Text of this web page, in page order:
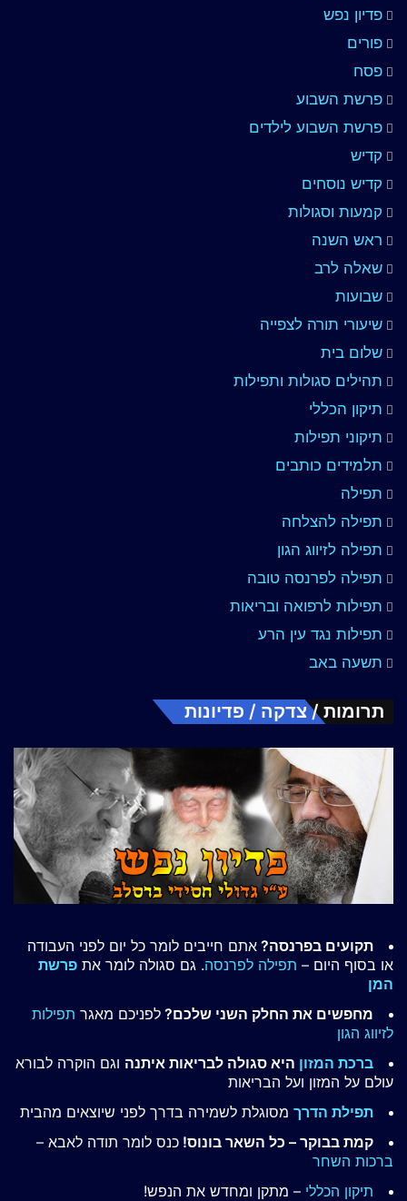
פדיון נפש
פורים
פסח
פרשת השבוע
פרשת השבוע לילדים
קדיש
קדיש נוסחים
קמעות וסגולות
ראש השנה
שאלה לרב
שבועות
שיעורי תורה לצפייה
שלום בית
תהילים סגולות ותפילות
תיקון הכללי
תיקוני תפילות
תלמידים כותבים
תפילה
תפילה להצלחה
תפילה לזיווג הגון
תפילה לפרנסה טובה
תפילות לרפואה ובריאות
תפילות נגד עין הרע
תשעה באב
תרומות / צדקה / פדיונות
תקועים בפרנסה? אתם חייבים לומר כל יום לפני העבודה
או בסוף היום – תפילה לפרנסה. גם סגולה לומר את פרשת
המן
מחפשים את החלק השני שלכם? לפניכם מאגר תפילות
לזיווג הגון
ברכת המזון היא סגולה לבריאות איתנה וגם הוקרה לבורא
עולם על המזון ועל הבריאות
תפילת הדרך מסוגלת לשמירה בדרך לפני שיוצאים מהבית
קמת בבוקר – כל השאר בונוס! כנס לומר תודה לאבא –
ברכות השחר
תיקון הכללי – מתקן ומחדש את הנפש!